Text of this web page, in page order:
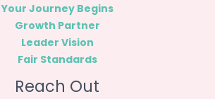
Your Journey Begins
Growth Partner
Leader Vision
Fair Standards
Reach Out